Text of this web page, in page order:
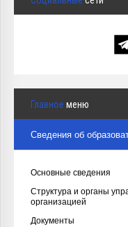
Главное меню
Сведения об
Основные сведения
Структура и органы
организацией
Документы